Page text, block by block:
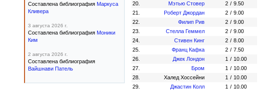
20.
Мэтью Стовер 2 / 9.50
21.
Роберт Джордан 2 / 9.00
22.
Филип Рив 2 / 9.00
23.
Стелла Геммел 2 / 9.00
24.
Стивен Кинг 2 / 8.00
25.
Франц Кафка 2 / 7.50
26.
Джек Лондон 1 / 10.00
27.
Бром 1 / 10.00
28.
Халед Хоссейни 1 / 10.00
29.
Джастин Колл 1 / 10.00
Составлена библиография Маркуса
Кливера
3 августа 2026 г.
Составлена библиография Моники
Ким
2 августа 2026 г.
Составлена библиография
Вайшнави Патель